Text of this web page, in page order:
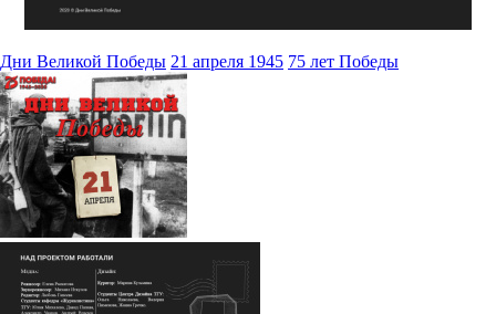
Дни Великой Победы 21 апреля 1945 75 лет Победы